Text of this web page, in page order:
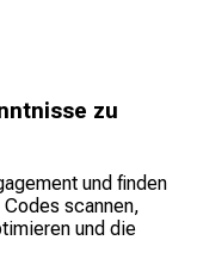
zu
und finden
scannen,
und die